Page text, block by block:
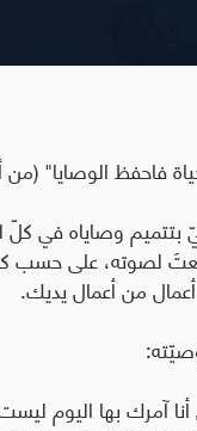
فاحفظ الوصايا"
وصاياه في كلّ
لصوته، على حسب
من أعمال يديك.
أنا آمرك بها اليوم